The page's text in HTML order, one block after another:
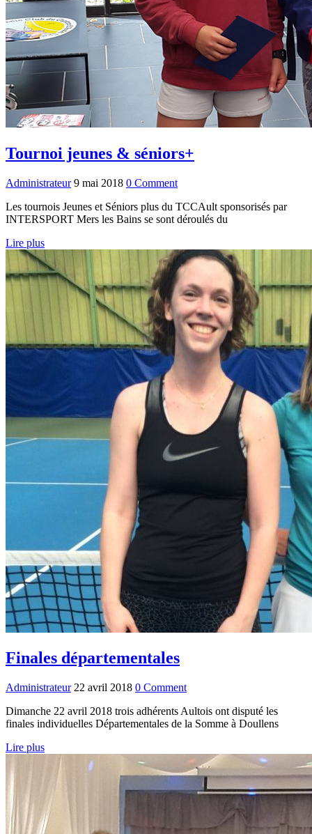
Tournoi jeunes & séniors+
Administrateur 9 mai 2018 0 Comment
Les tournois Jeunes et Séniors plus du TCCAult sponsorisés par
INTERSPORT Mers les Bains se sont déroulés du
Lire plus
Finales départementales
Administrateur 22 avril 2018 0 Comment
Dimanche 22 avril 2018 trois adhérents Aultois ont disputé les
finales individuelles Départementales de la Somme à Doullens
Lire plus